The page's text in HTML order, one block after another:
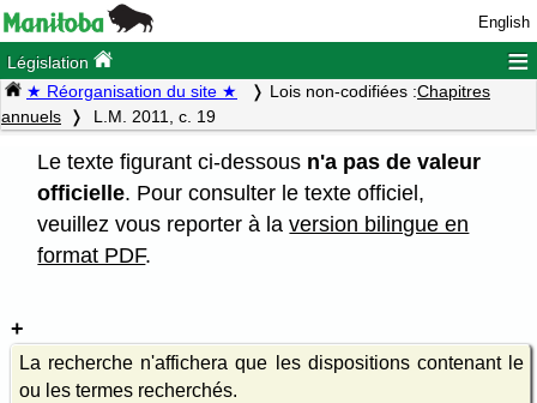
English
Législation ≡
★ Réorganisation du site ★ Lois non-codifiées :Chapitres
annuels
L.M. 2011, c. 19
Le texte figurant ci-dessous n'a pas de valeur
officielle. Pour consulter le texte officiel,
veuillez vous reporter à laversion bilingue en
format PDF.
La recherche n'affichera que les dispositions contenant le
ou les termes recherchés.